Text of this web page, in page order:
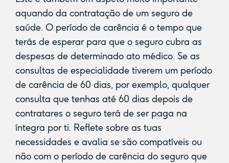
aquando da contratação de um seguro de
saúde. O período de carência é o tempo que
terás de esperar para que o seguro cubra as
despesas de determinado ato médico. Se as
consultas de especialidade tiverem um período
de carência de 60 dias, por exemplo, qualquer
consulta que tenhas até 60 dias depois de
contratares o seguro terá de ser paga na
íntegra por ti. Reflete sobre as tuas
necessidades e avalia se são compatíveis ou
não com o período de carência do seguro que